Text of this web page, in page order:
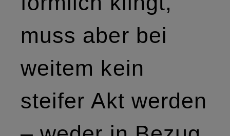
muss aber bei
weitem kein
steifer Akt werden